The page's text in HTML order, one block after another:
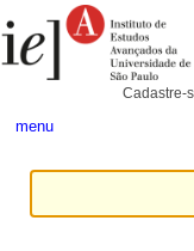
para
conteúdo.
Pessoais
Cadastre-
menu